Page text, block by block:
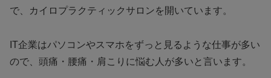
で、カイロプラクティックサロンを開いています。
IT企業はパソコンやスマホをずっと見るような仕事が多い
ので、頭痛・腰痛・肩こりに悩む人が多いと言います。